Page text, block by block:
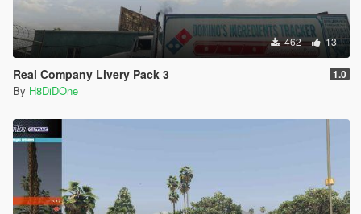
462 13
Real Company Livery Pack 3 1.0
By H8DiDOne